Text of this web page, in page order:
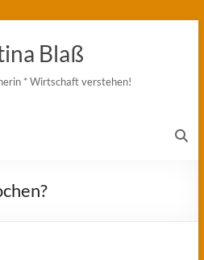
Blaß
* Wirtschaft verstehen!